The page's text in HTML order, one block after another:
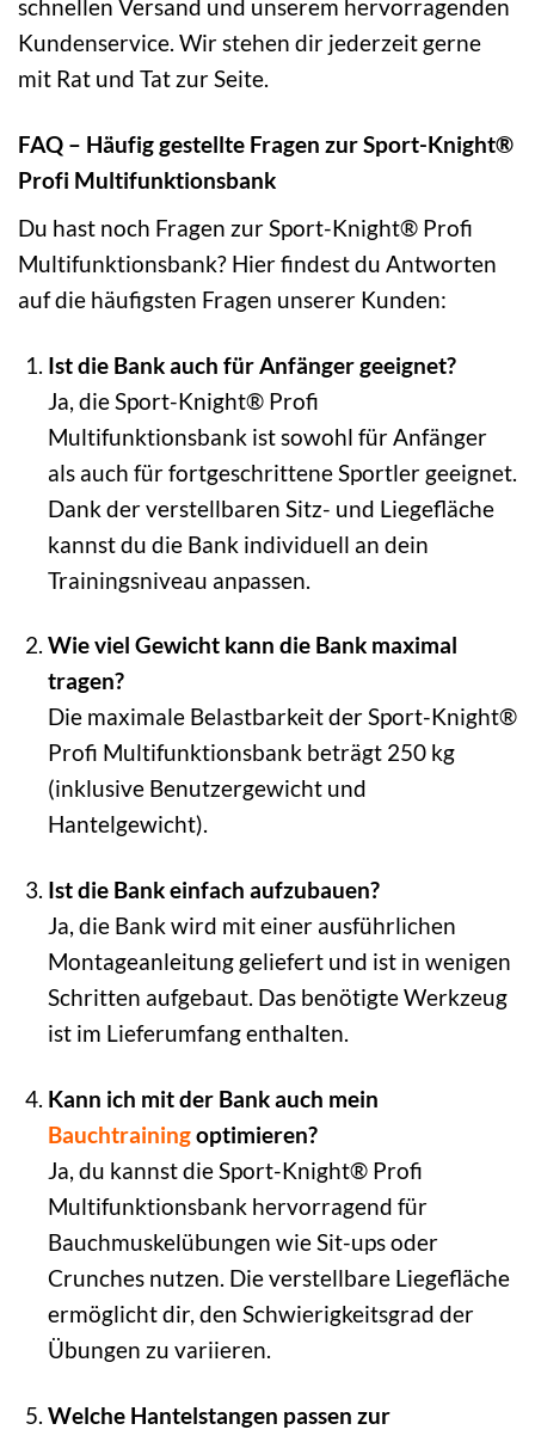
schnellen Versand und unserem hervorragenden
Kundenservice. Wir stehen dir jederzeit gerne
mit Rat und Tat zur Seite.
FAQ – Häufig gestellte Fragen zur Sport-Knight®
Profi Multifunktionsbank
Du hast noch Fragen zur Sport-Knight® Profi
Multifunktionsbank? Hier findest du Antworten
auf die häufigsten Fragen unserer Kunden:
Ist die Bank auch für Anfänger geeignet?
Ja, die Sport-Knight® Profi
Multifunktionsbank ist sowohl für Anfänger
als auch für fortgeschrittene Sportler geeignet.
Dank der verstellbaren Sitz- und Liegefläche
kannst du die Bank individuell an dein
Trainingsniveau anpassen.
Wie viel Gewicht kann die Bank maximal
tragen?
Die maximale Belastbarkeit der Sport-Knight®
Profi Multifunktionsbank beträgt 250 kg
(inklusive Benutzergewicht und
Hantelgewicht).
Ist die Bank einfach aufzubauen?
Ja, die Bank wird mit einer ausführlichen
Montageanleitung geliefert und ist in wenigen
Schritten aufgebaut. Das benötigte Werkzeug
ist im Lieferumfang enthalten.
Kann ich mit der Bank auch mein
Bauchtrainingoptimieren?
Ja, du kannst die Sport-Knight® Profi
Multifunktionsbank hervorragend für
Bauchmuskelübungen wie Sit-ups oder
Crunches nutzen. Die verstellbare Liegefläche
ermöglicht dir, den Schwierigkeitsgrad der
Übungen zu variieren.
Welche Hantelstangen passen zur